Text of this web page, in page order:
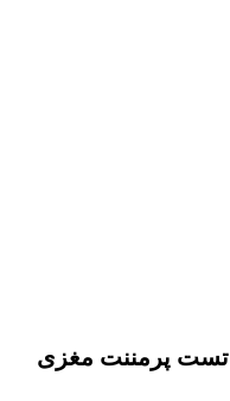
کابل شبکه Cat6 لگراند SFTP تست پرمننت مغزی